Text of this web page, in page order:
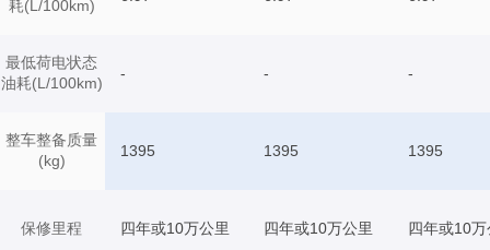
耗(L/100km)
最低荷电状态
油耗(L/100km)
整车整备质量
(kg)
保修里程
- - -
1395 1395 1395
四年或10万公里 四年或10万公里 四年或10万